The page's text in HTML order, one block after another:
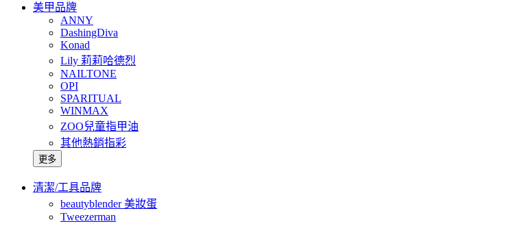
美甲品牌
ANNY
DashingDiva
Konad
Lily 莉莉哈德烈
NAILTONE
OPI
SPARITUAL
WINMAX
ZOO兒童指甲油
其他熱銷指彩
更多
清潔/工具品牌
beautyblender 美妝蛋
Tweezerman